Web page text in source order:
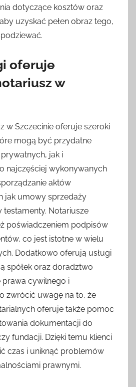
dotyczące kosztów oraz
uzyskać pełen obraz tego,
oferuje
w
w Szczecinie oferuje szeroki
mogą być przydatne
jak i
najczęściej wykonywanych
aktów
jak umowy sprzedaży
testamenty. Notariusze
poświadczeniem podpisów
co jest istotne w wielu
Dodatkowo oferują usługi
spółek oraz doradztwo
prawa cywilnego i
zwrócić uwagę na to, że
oferuje także pomoc
dokumentacji do
fundacji. Dzięki temu klienci
czas i uniknąć problemów
prawnymi.